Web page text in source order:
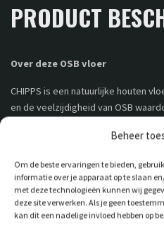
Beheer
Om de beste ervaringen te bieden,
informatie over je apparaat op te slaan
met deze technologieën kunnen wij
deze site verwerken. Als je geen
kan dit een nadelige invloed hebben op
PRODUCT
Over deze OSB vloer
CHIPPS is een natuurlijke houten
en de veelzijdigheid van OSB
oplossing voor vloeren, wanden
Waarom zou je tegen de stroom
ze van gemaakt zijn:
smaken van WoodChipps.